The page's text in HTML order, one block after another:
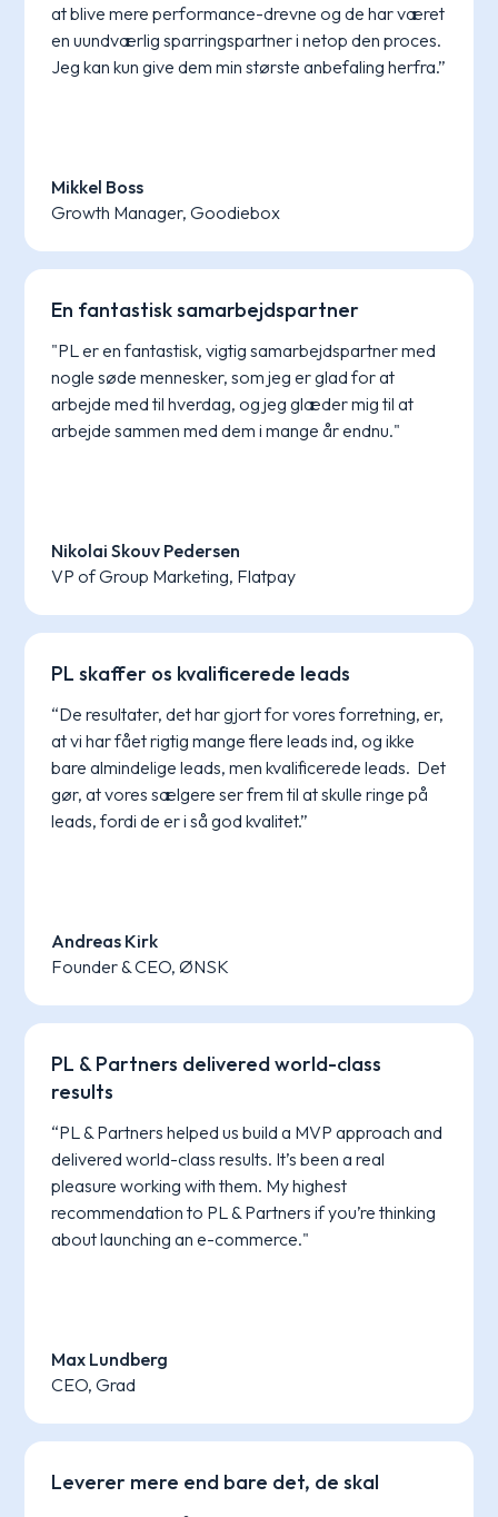
at blive mere performance-drevne og de har været
en uundværlig sparringspartner i netop den proces.
Jeg kan kun give dem min største anbefaling herfra.”
Mikkel Boss
Growth Manager, Goodiebox
En fantastisk samarbejdspartner
"PL er en fantastisk, vigtig samarbejdspartner med
nogle søde mennesker, som jeg er glad for at
arbejde med til hverdag, og jeg glæder mig til at
arbejde sammen med dem i mange år endnu."
Nikolai Skouv Pedersen
VP of Group Marketing, Flatpay
PL skaffer os kvalificerede leads
“De resultater, det har gjort for vores forretning, er,
at vi har fået rigtig mange flere leads ind, og ikke
bare almindelige leads, men kvalificerede leads. Det
gør, at vores sælgere ser frem til at skulle ringe på
leads, fordi de er i så god kvalitet.”
Andreas Kirk
Founder & CEO, ØNSK
PL & Partners delivered world-class
results
“PL & Partners helped us build a MVP approach and
delivered world-class results. It’s been a real
pleasure working with them. My highest
recommendation to PL & Partners if you’re thinking
about launching an e-commerce."
Max Lundberg
CEO, Grad
Leverer mere end bare det, de skal